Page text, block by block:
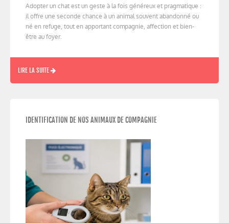
Adopter un chat est un geste à la fois généreux et pragmatique :
il offre une seconde chance à un animal souvent abandonné ou
né en refuge, tout en apportant compagnie, affection et bien-
être au foyer.
LIRE LA SUITE
IDENTIFICATION DE NOS ANIMAUX DE COMPAGNIE